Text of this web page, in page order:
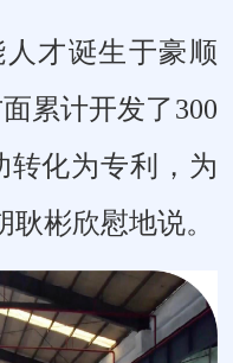
才诞生于豪顺
累计开发了300
转化为专利，为
彬欣慰地说。